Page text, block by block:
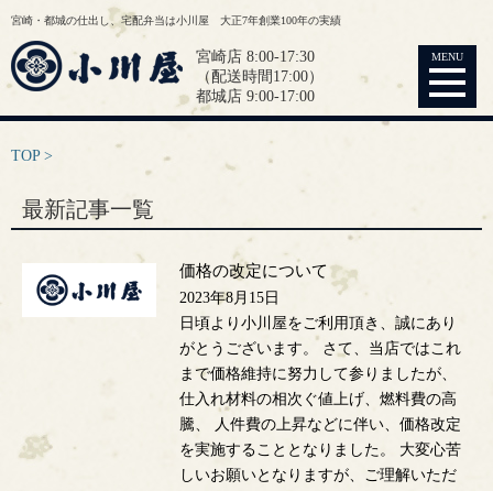
宮崎・都城の仕出し、宅配弁当は小川屋 大正7年創業100年の実績
宮崎店 8:00-17:30
（配送時間17:00）
都城店 9:00-17:00
MENU
TOP
最新記事一覧
価格の改定について
2023年8月15日
日頃より小川屋をご利用頂き、誠にあり
がとうございます。 さて、当店ではこれ
まで価格維持に努力して参りましたが、
仕入れ材料の相次ぐ値上げ、燃料費の高
騰、 人件費の上昇などに伴い、価格改定
を実施することとなりました。 大変心苦
しいお願いとなりますが、ご理解いただ